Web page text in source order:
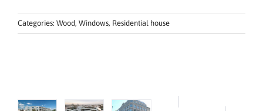
Categories: Wood, Windows, Residential house